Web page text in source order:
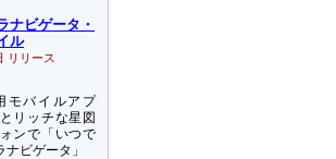
ナビゲータ・
ル
リリース
モバイルアプ
リッチな星図
ンで「いつで
ビゲータ」